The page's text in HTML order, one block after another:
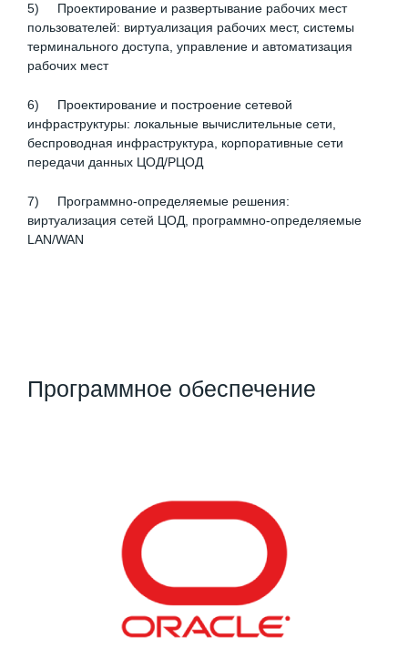
5) Проектирование и развертывание рабочих мест
пользователей: виртуализация рабочих мест, системы
терминального доступа, управление и автоматизация
рабочих мест
6) Проектирование и построение сетевой
инфраструктуры: локальные вычислительные сети,
беспроводная инфраструктура, корпоративные сети
передачи данных ЦОД/РЦОД
7) Программно-определяемые решения:
виртуализация сетей ЦОД, программно-определяемые
LAN/WAN
Программное обеспечение